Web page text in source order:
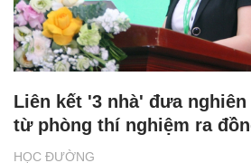
HỌC ĐƯỜNG
Liên kết '3 nhà' đưa
từ phòng thí nghiệm ra